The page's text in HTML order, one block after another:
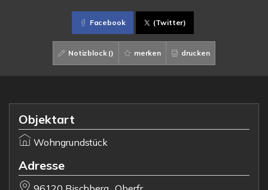
Facebook (Twitter)
Notizblock () merken drucken
Objektart
Wohngrundstück
Adresse